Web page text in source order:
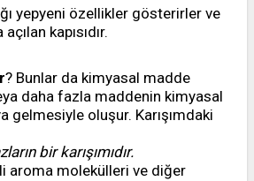
yepyeni özellikler gösterirler ve
kapısıdır.
? Bunlar da kimyasal madde
daha fazla maddenin kimyasal
oluşur. Karışımdaki
bir karışımıdır.
aroma molekülleri ve diğer